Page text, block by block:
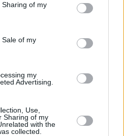
of my
of my
my
Advertising.
Use,
Sharing of my
with the
collected.